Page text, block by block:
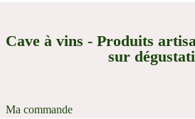
Cave à vins - Produits
sur
Ma commande